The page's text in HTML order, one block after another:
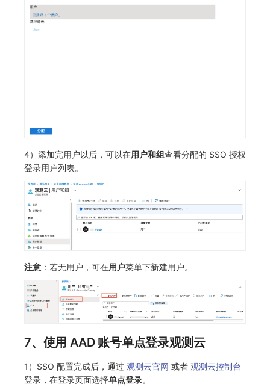
4）添加完用户以后，可以在用户和组查看分配的 SSO 授权
登录用户列表。
注意 ：若无用户，可在用户菜单下新建用户。
7、使用 AAD 账号单点登录观测云
1）SSO 配置完成后，通过 观测云官网 或者 观测云控制台
登录，在登录页面选择单点登录。